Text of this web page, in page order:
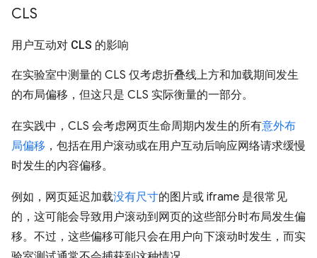
CLS
用户互动对 CLS 的影响
在实验室中测量的 CLS 仅考虑折叠线上方和加载期间发生
的布局偏移，但这只是 CLS 实际衡量的一部分。
在实践中，CLS 会考虑网页生命周期内发生的所有意外布
局偏移 ，包括在用户滚动或在用户互动后响应网络请求缓慢
时发生的内容偏移。
例如，网页延迟加载没有尺寸的图片或 iframe 是很常见
的，这可能会导致用户滚动到网页的这些部分时布局发生偏
移。不过，这些偏移可能只会在用户向下滚动时发生，而实